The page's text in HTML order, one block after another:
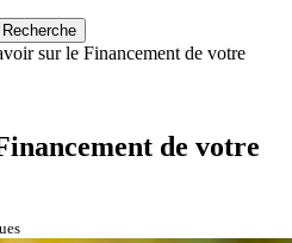
Recherche
sur le Financement de votre
de votre